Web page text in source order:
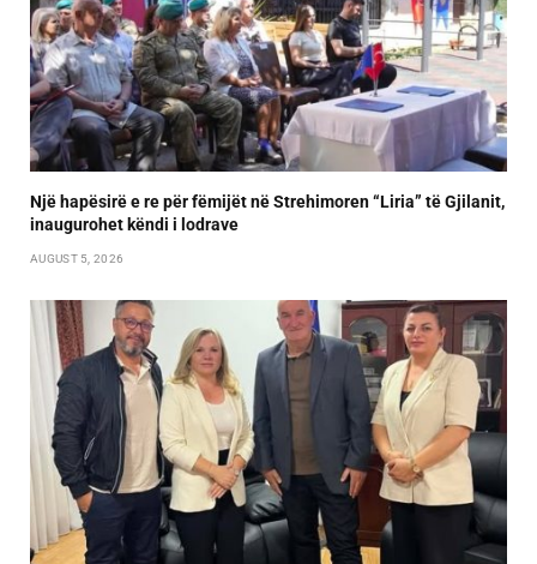
Një hapësirë e re për fëmijët në Strehimoren “Liria” të Gjilanit,
inaugurohet këndi i lodrave
AUGUST 5, 2026